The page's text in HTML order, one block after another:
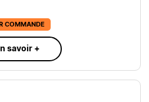
COMMANDE
savoir +